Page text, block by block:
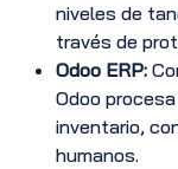
niveles de
través de
Odoo ERP:
Odoo
inventario,
humanos.